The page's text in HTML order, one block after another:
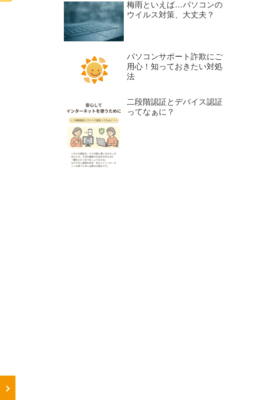
梅雨といえば…パソコンの
ウイルス対策、大丈夫？
パソコンサポート詐欺にご
用心！知っておきたい対処
法
二段階認証とデバイス認証
ってなぁに？